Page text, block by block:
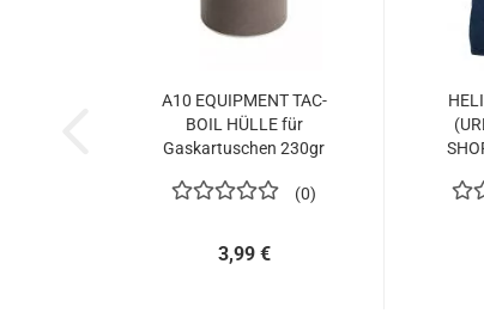
A10 EQUIPMENT TAC-
BOIL HÜLLE für
Gaskartuschen 230gr
0
3,99 €